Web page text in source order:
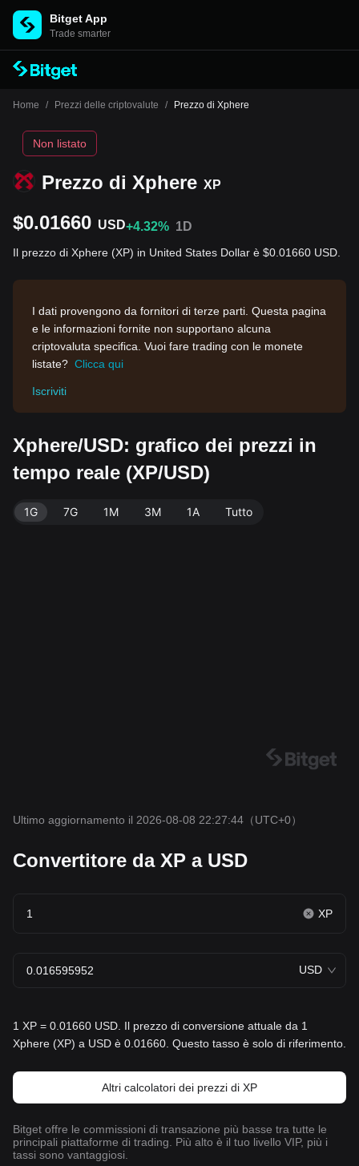
Bitget App
Trade smarter
Home / Prezzi delle criptovalute / Prezzo di Xphere
Prezzo di Xphere XP
Non listato
$0.01660 USD+4.32% 1D
Il prezzo di Xphere (XP) in United States Dollar è $0.01660 USD.
I dati provengono da fornitori di terze parti. Questa pagina
e le informazioni fornite non supportano alcuna
criptovaluta specifica. Vuoi fare trading con le monete
listate? Clicca qui
Iscriviti
Xphere/USD: grafico dei prezzi in
tempo reale (XP/USD)
1G 7G 1M 3M 1A Tutto
Ultimo aggiornamento il 2026-08-08 22:27:44 （UTC+0）
Convertitore da XP a USD
XP
USD
1 XP = 0.01660 USD. Il prezzo di conversione attuale da 1
Xphere (XP) a USD è 0.01660. Questo tasso è solo di riferimento.
Altri calcolatori dei prezzi di XP
Bitget offre le commissioni di transazione più basse tra tutte le
principali piattaforme di trading. Più alto è il tuo livello VIP, più i
tassi sono vantaggiosi.